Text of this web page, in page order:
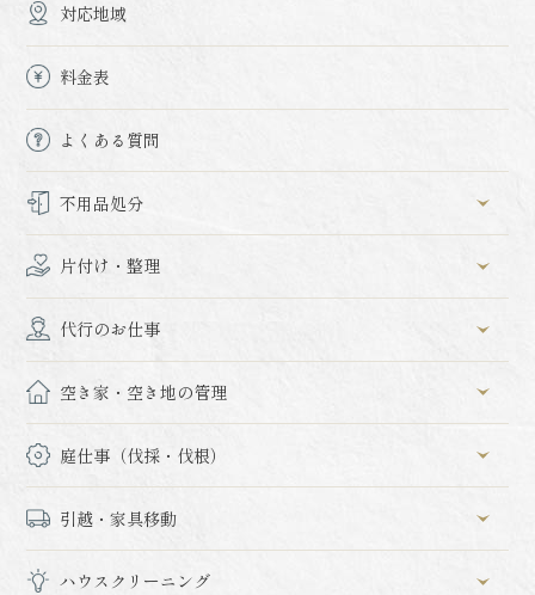
対応地域
料金表
よくある質問
不用品処分
片付け・整理
代行のお仕事
空き家・空き地の管理
庭仕事（伐採・伐根）
引越・家具移動
ハウスクリーニング